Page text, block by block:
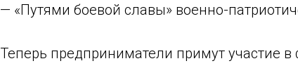
— «Путями боевой славы» военно-
Теперь предприниматели примут участие